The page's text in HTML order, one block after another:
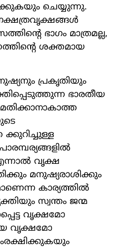
ചെയ്യുന്നു.
ഭാഗം മാത്രമല്ല,
ശക്തമായ
പ്രകൃതിയും
ഭാരതീയ
മതിക്കാനാകാത്ത
ക്കുറിച്ചുള്ള
എന്നാല്‍ വൃക്ഷ
മനുഷ്യരാശിക്കും
കാര്യത്തില്‍
സ്വന്തം ജന്മ
വൃക്ഷമോ
വൃക്ഷമോ